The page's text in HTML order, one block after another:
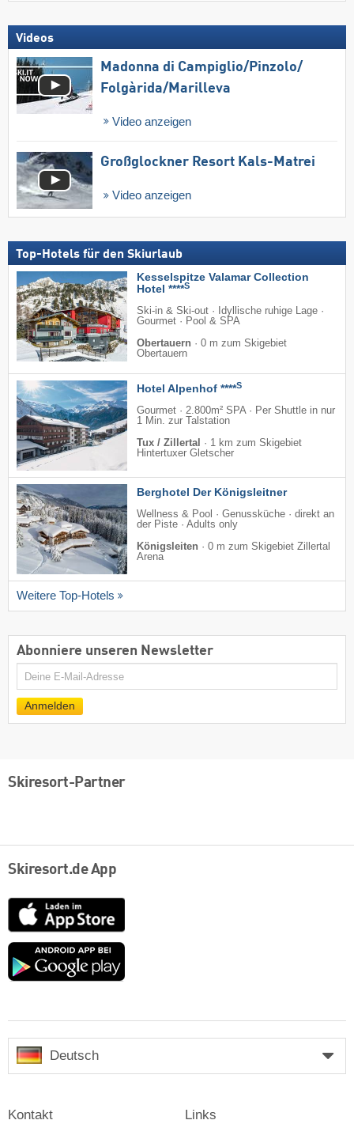
Videos
Madonna di Campiglio/​Pinzolo/​
Folgàrida/​Marilleva
Video anzeigen
Großglockner Resort Kals-Matrei
Video anzeigen
Top-Hotels für den Skiurlaub
Kesselspitze Valamar Collection
Hotel ****S
Ski-in & Ski-out · Idyllische ruhige Lage ·
Gourmet · Pool & SPA
Obertauern · 0 m zum Skigebiet
Obertauern
Hotel Alpenhof ****S
Gourmet · 2.800m² SPA · Per Shuttle in nur
1 Min. zur Talstation
Tux / Zillertal · 1 km zum Skigebiet
Hintertuxer Gletscher
Berghotel Der Königsleitner
Wellness & Pool · Genussküche · direkt an
der Piste · Adults only
Königsleiten · 0 m zum Skigebiet Zillertal
Arena
Weitere Top-Hotels
Abonniere unseren Newsletter
E-
Anmelden
Skiresort-Partner
Skiresort.de App
App
Store
Google
Deutsch
Kontakt Links